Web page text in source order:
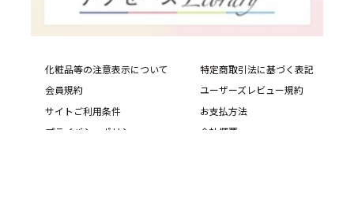
化粧品等の注意表示について
特定商取引法に基づく表記
会員規約
ユーザーズレビュー規約
サイトご利用条件
お支払方法
プライバシーポリシー
会社概要